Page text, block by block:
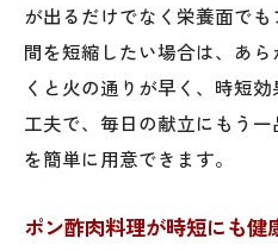
豚肉ポン酢マヨネ
もも満足
下ごしらえで肉を柔ら
ポン酢で肉を柔ら
ポン酢肉の漬け込
が出るだけでなく栄養面で
間を短縮したい場合は、あ
くと火の通りが早く、時短
工夫で、毎日の献立にもう
を簡単に用意できます。
ポン酢肉料理が時短にも健